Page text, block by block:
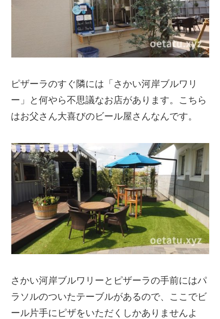
ピザーラのすぐ隣には「さかい河岸ブルワリ
ー」と何やら不思議なお店があります。こちら
はお父さん大喜びのビール屋さんなんです。
さかい河岸ブルワリーとピザーラの手前にはパ
ラソルのついたテーブルがあるので、ここでビ
ール片手にピザをいただくしかありませんよ